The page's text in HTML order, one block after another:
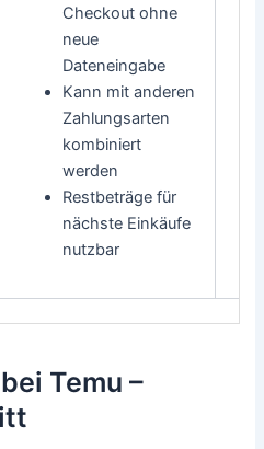
Checkout ohne
neue
Dateneingabe
Kann mit anderen
Zahlungsarten
kombiniert
werden
Restbeträge für
nächste Einkäufe
nutzbar
Temu –